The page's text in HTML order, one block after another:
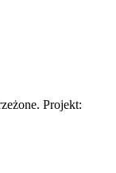
Projekt: